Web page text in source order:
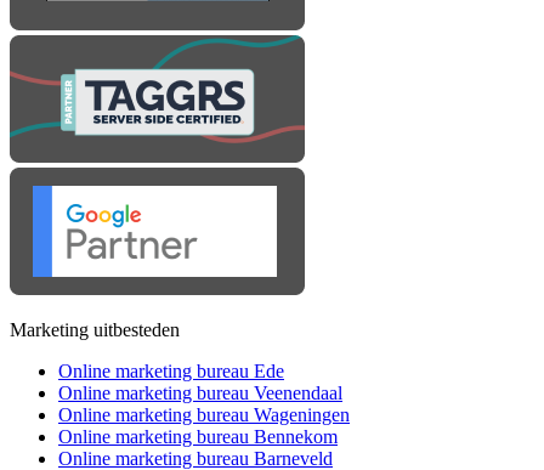
Marketing uitbesteden
Online marketing bureau Ede
Online marketing bureau Veenendaal
Online marketing bureau Wageningen
Online marketing bureau Bennekom
Online marketing bureau Barneveld